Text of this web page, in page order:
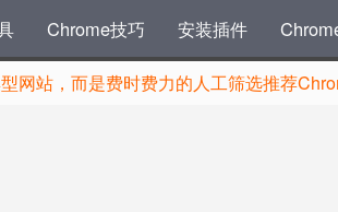
Chrome技巧 安装插件
型网站，而是费时费力的人工筛选推荐